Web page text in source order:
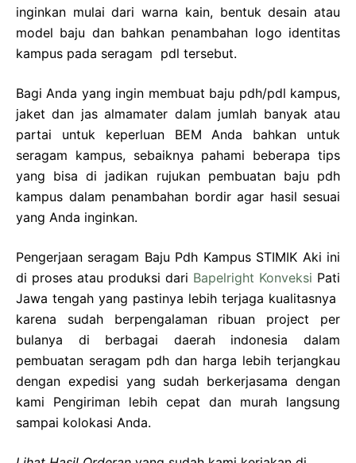
inginkan mulai dari warna kain, bentuk desain atau
model baju dan bahkan penambahan logo identitas
kampus pada seragam pdl tersebut.
Bagi Anda yang ingin membuat baju pdh/pdl kampus,
jaket dan jas almamater dalam jumlah banyak atau
partai untuk keperluan BEM Anda bahkan untuk
seragam kampus, sebaiknya pahami beberapa tips
yang bisa di jadikan rujukan pembuatan baju pdh
kampus dalam penambahan bordir agar hasil sesuai
yang Anda inginkan.
Pengerjaan seragam Baju Pdh Kampus STIMIK Aki ini
di proses atau produksi dari Bapelright Konveksi Pati
Jawa tengah yang pastinya lebih terjaga kualitasnya
karena sudah berpengalaman ribuan project per
bulanya di berbagai daerah indonesia dalam
pembuatan seragam pdh dan harga lebih terjangkau
dengan expedisi yang sudah berkerjasama dengan
kami Pengiriman lebih cepat dan murah langsung
sampai kolokasi Anda.